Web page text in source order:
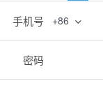
手机号 +86
密码